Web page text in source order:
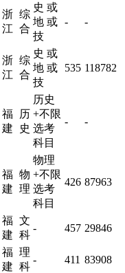
浙
江
综
合
史 或
地 或
技
- -
浙
江
综
合
史 或
地 或
技
535 118782
福
建
历
史
历史
+不限
选考
科目
- -
福
建
物
理
物理
+不限
选考
科目
426 87963
福
建
文
科
- 457 29846
福
建
理
科
- 411 83908